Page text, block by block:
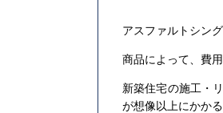
アスファルトシン
商品によって、費
新築住宅の施工・
が想像以上にかか